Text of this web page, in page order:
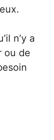
n’y a
ou de